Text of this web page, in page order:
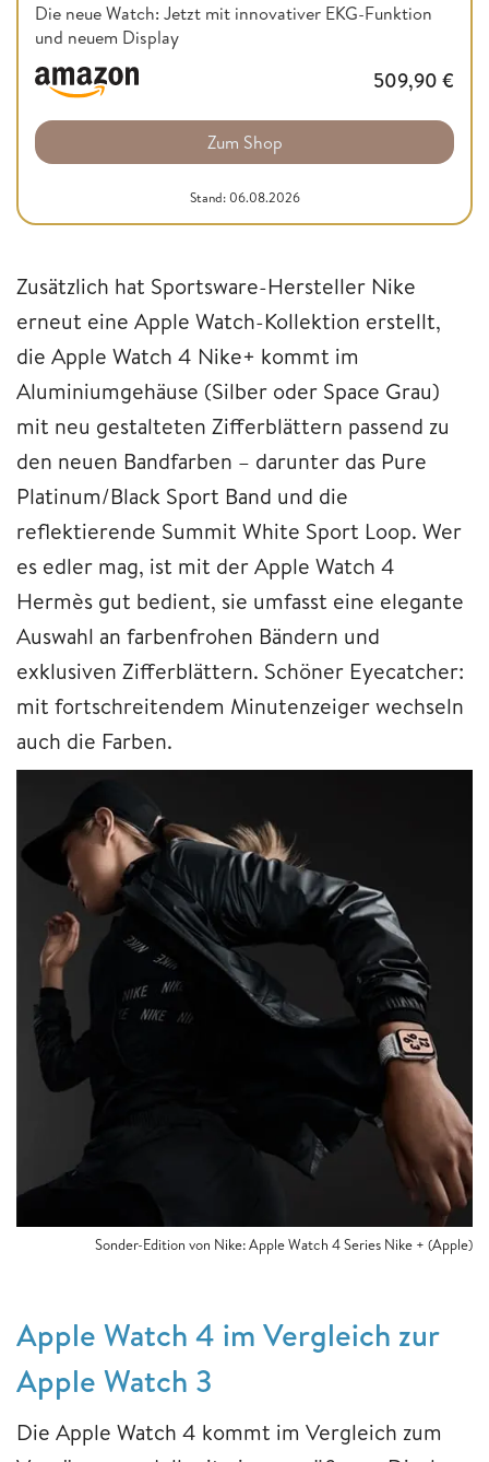
Die neue Watch: Jetzt mit innovativer EKG-Funktion
und neuem Display
509,90 €
Zum Shop
Stand: 06.08.2026
Zusätzlich hat Sportsware-Hersteller Nike
erneut eine Apple Watch-Kollektion erstellt,
die Apple Watch 4 Nike+ kommt im
Aluminiumgehäuse (Silber oder Space Grau)
mit neu gestalteten Zifferblättern passend zu
den neuen Bandfarben – darunter das Pure
Platinum/Black Sport Band und die
reflektierende Summit White Sport Loop. Wer
es edler mag, ist mit der Apple Watch 4
Hermès gut bedient, sie umfasst eine elegante
Auswahl an farbenfrohen Bändern und
exklusiven Zifferblättern. Schöner Eyecatcher:
mit fortschreitendem Minutenzeiger wechseln
auch die Farben.
Sonder-Edition von Nike: Apple Watch 4 Series Nike + (Apple)
Apple Watch 4 im Vergleich zur
Apple Watch 3
Die Apple Watch 4 kommt im Vergleich zum